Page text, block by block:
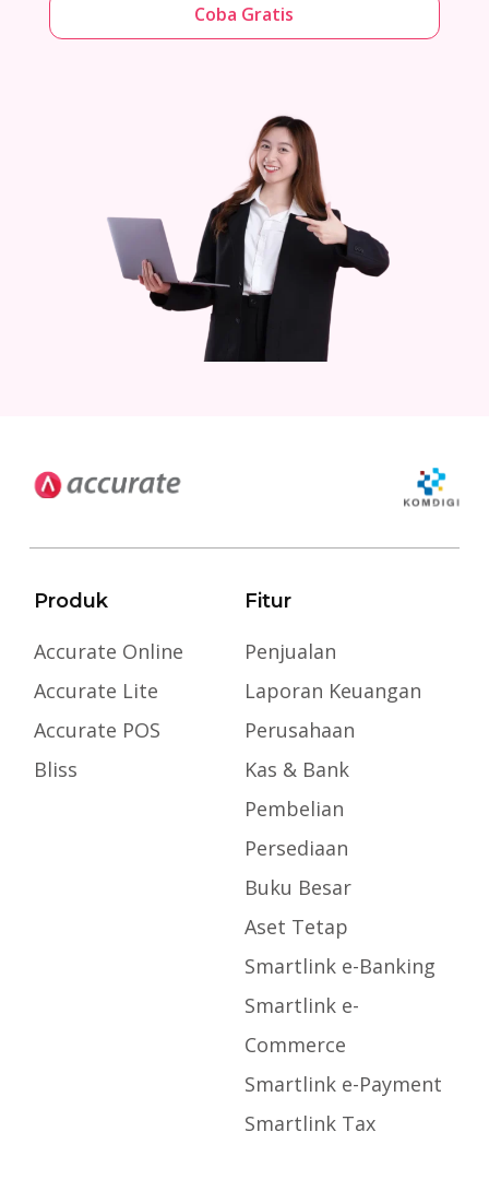
Coba Gratis
Produk
Accurate Online
Accurate Lite
Accurate POS
Bliss
Fitur
Penjualan
Laporan Keuangan
Perusahaan
Kas & Bank
Pembelian
Persediaan
Buku Besar
Aset Tetap
Smartlink e-Banking
Smartlink e-
Commerce
Smartlink e-Payment
Smartlink Tax